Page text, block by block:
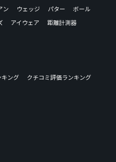
ン ウェッジ パター
ボール
アイウェア
距離計測器
ング
クチコミ評価ランキング